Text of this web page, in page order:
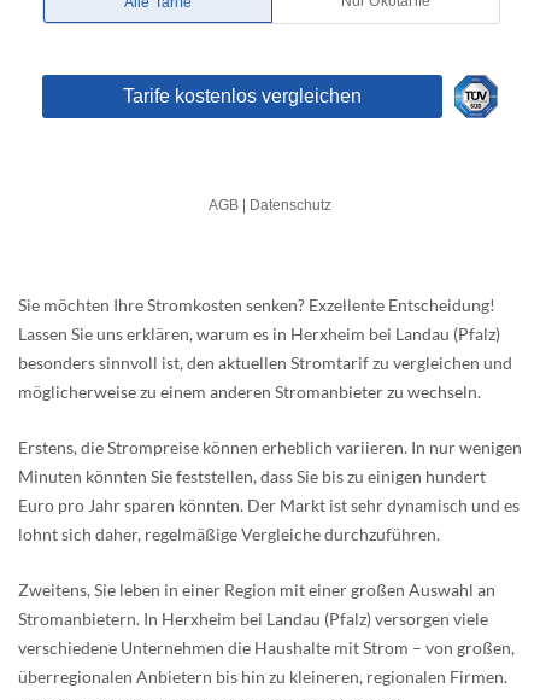
Sie möchten Ihre Stromkosten senken? Exzellente Entscheidung!
Lassen Sie uns erklären, warum es in Herxheim bei Landau (Pfalz)
besonders sinnvoll ist, den aktuellen Stromtarif zu vergleichen und
möglicherweise zu einem anderen Stromanbieter zu wechseln.
Erstens, die Strompreise können erheblich variieren. In nur wenigen
Minuten könnten Sie feststellen, dass Sie bis zu einigen hundert
Euro pro Jahr sparen könnten. Der Markt ist sehr dynamisch und es
lohnt sich daher, regelmäßige Vergleiche durchzuführen.
Zweitens, Sie leben in einer Region mit einer großen Auswahl an
Stromanbietern. In Herxheim bei Landau (Pfalz) versorgen viele
verschiedene Unternehmen die Haushalte mit Strom – von großen,
überregionalen Anbietern bis hin zu kleineren, regionalen Firmen.